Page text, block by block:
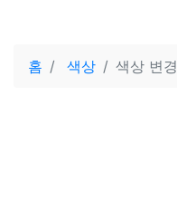
홈 색상 색상 변경